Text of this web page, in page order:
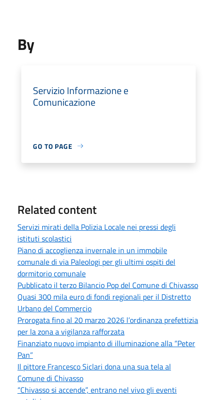
By
Servizio Informazione e
Comunicazione
GO TO PAGE
Related content
Servizi mirati della Polizia Locale nei pressi degli
istituti scolastici
Piano di accoglienza invernale in un immobile
comunale di via Paleologi per gli ultimi ospiti del
dormitorio comunale
Pubblicato il terzo Bilancio Pop del Comune di Chivasso
Quasi 300 mila euro di fondi regionali per il Distretto
Urbano del Commercio
Prorogata fino al 20 marzo 2026 l’ordinanza prefettizia
per la zona a vigilanza rafforzata
Finanziato nuovo impianto di illuminazione alla “Peter
Pan”
Il pittore Francesco Siclari dona una sua tela al
Comune di Chivasso
“Chivasso si accende”, entrano nel vivo gli eventi